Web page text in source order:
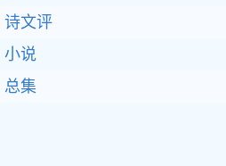
诗文评
小说
总集